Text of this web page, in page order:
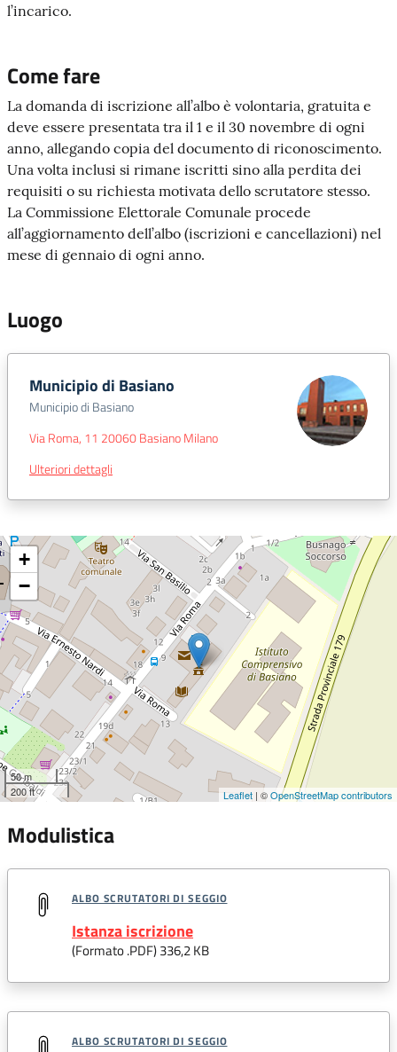
l’incarico.
Come fare
La domanda di iscrizione all’albo è volontaria, gratuita e
deve essere presentata tra il 1 e il 30 novembre di ogni
anno, allegando copia del documento di riconoscimento.
Una volta inclusi si rimane iscritti sino alla perdita dei
requisiti o su richiesta motivata dello scrutatore stesso.
La Commissione Elettorale Comunale procede
all’aggiornamento dell’albo (iscrizioni e cancellazioni) nel
mese di gennaio di ogni anno.
Luogo
Municipio di Basiano
Municipio di Basiano
Via Roma, 11 20060 Basiano Milano
Ulteriori dettagli
+
−
50 m
200 ft
Leaflet | ©OpenStreetMap contributors
Modulistica
ALBO SCRUTATORI DI SEGGIO
Istanza iscrizione
(Formato .PDF) 336,2 KB
ALBO SCRUTATORI DI SEGGIO